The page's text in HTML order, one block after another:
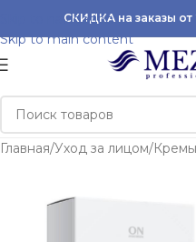
Skip to navigation
Skip to main content
СКИДКА на заказы от
Главная/Уход за лицом/